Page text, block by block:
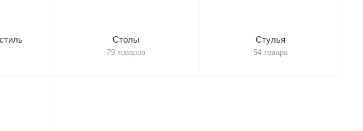
Столы
79 товаров
Стулья
54 товара